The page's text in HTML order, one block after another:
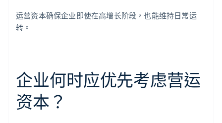
运营资本确保企业即使在高增长阶段，也能维持日常运
转。
企业何时应优先考虑营运
资本？